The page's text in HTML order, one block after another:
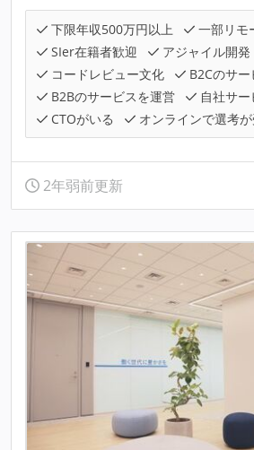
下限年収500万円以上
一部リモ
SIer在籍者歓迎
アジャイル開発
コードレビュー文化
B2Cのサ
B2Bのサービスを運営
自社サ
CTOがいる
オンラインで選考
2年弱前更新